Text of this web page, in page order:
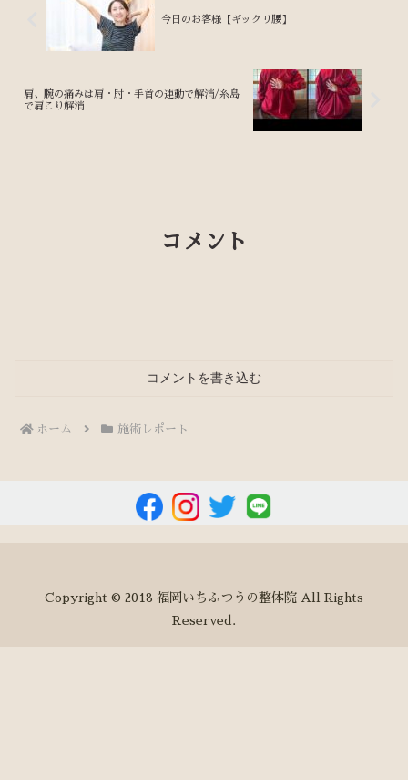
今日のお客様【ギックリ腰】
肩、腕の痛みは肩・肘・手首の連動で解消/糸島
で肩こり解消
コメント
コメントを書き込む
ホーム 施術レポート
Copyright © 2018 福岡いちふつうの整体院 All Rights
Reserved.